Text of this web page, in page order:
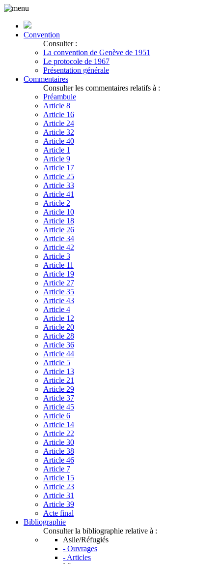
Convention
Consulter :
La convention de Genève de 1951
Le protocole de 1967
Présentation générale
Commentaires
Consulter les commentaires relatifs à :
Préambule
Article 8
Article 16
Article 24
Article 32
Article 40
Article 1
Article 9
Article 17
Article 25
Article 33
Article 41
Article 2
Article 10
Article 18
Article 26
Article 34
Article 42
Article 3
Article 11
Article 19
Article 27
Article 35
Article 43
Article 4
Article 12
Article 20
Article 28
Article 36
Article 44
Article 5
Article 13
Article 21
Article 29
Article 37
Article 45
Article 6
Article 14
Article 22
Article 30
Article 38
Article 46
Article 7
Article 15
Article 23
Article 31
Article 39
Acte final
Bibliographie
Consulter la bibliographie relative à :
Asile/Réfugiés
- Ouvrages
- Articles